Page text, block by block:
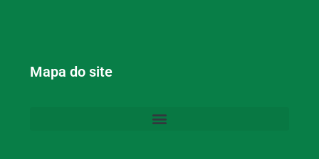
Mapa do site